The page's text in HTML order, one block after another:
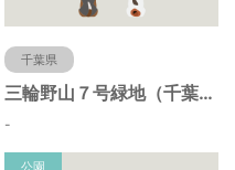
千葉県
三輪野山７号緑地（千葉県流山市）
-
公園